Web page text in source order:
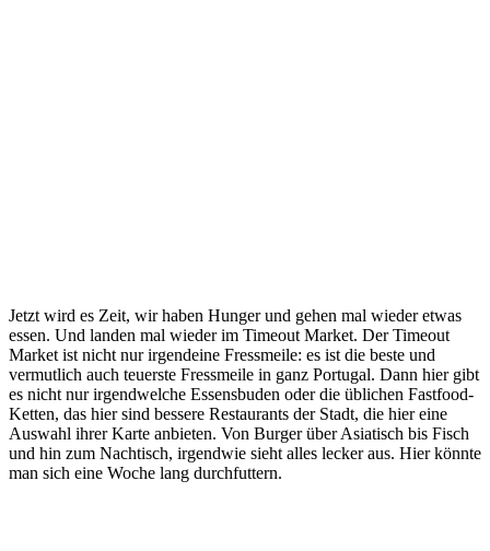
Jetzt wird es Zeit, wir haben Hunger und gehen mal wieder etwas
essen. Und landen mal wieder im Timeout Market. Der Timeout
Market ist nicht nur irgendeine Fressmeile: es ist die beste und
vermutlich auch teuerste Fressmeile in ganz Portugal. Dann hier gibt
es nicht nur irgendwelche Essensbuden oder die üblichen Fastfood-
Ketten, das hier sind bessere Restaurants der Stadt, die hier eine
Auswahl ihrer Karte anbieten. Von Burger über Asiatisch bis Fisch
und hin zum Nachtisch, irgendwie sieht alles lecker aus. Hier könnte
man sich eine Woche lang durchfuttern.